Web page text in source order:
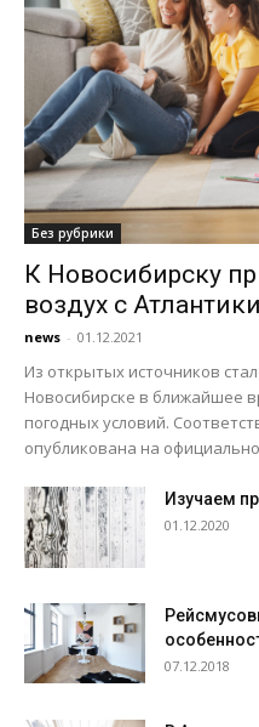
Без рубрики
К Новосибирску
воздух с Атлантики
news - 01.12.2021
Из открытых источников
Новосибирске в ближайшее
погодных условий.
опубликована на
Изучаем
01.12.2020
07.12.2018